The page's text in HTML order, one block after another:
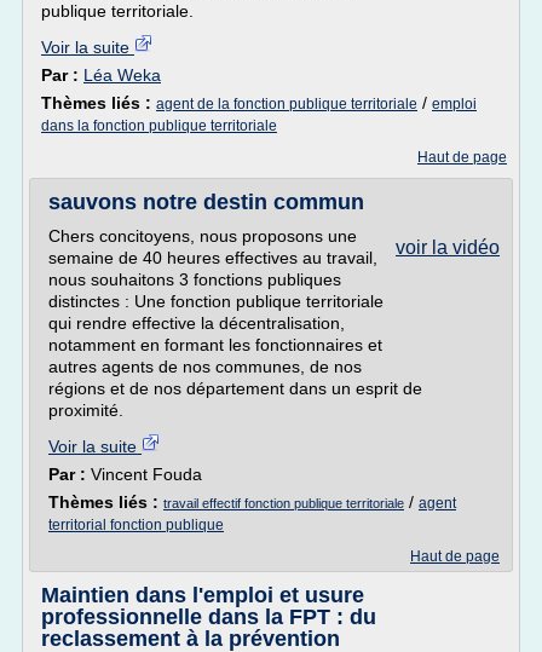
publique territoriale.
Voir la suite
Par : Léa Weka
Thèmes liés : agent de la fonction publique territoriale / emploi
dans la fonction publique territoriale
Haut de page
sauvons notre destin commun
voir la vidéo
Chers concitoyens, nous proposons une
semaine de 40 heures effectives au travail,
nous souhaitons 3 fonctions publiques
distinctes : Une fonction publique territoriale
qui rendre effective la décentralisation,
notamment en formant les fonctionnaires et
autres agents de nos communes, de nos
régions et de nos département dans un esprit de
proximité.
Voir la suite
Par : Vincent Fouda
Thèmes liés : travail effectif fonction publique territoriale / agent
territorial fonction publique
Haut de page
Maintien dans l'emploi et usure
professionnelle dans la FPT : du
reclassement à la prévention